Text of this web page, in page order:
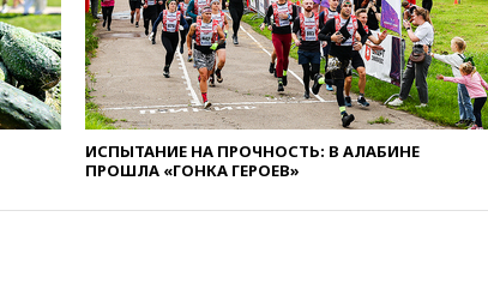
14:09Глава Тувы включил
сенатора Нарусову в список
кандидатов в Совфед
13:57Wildberries запустит
программу по открытию
партнерских хабов
13:53Сенаторы Аргентины
законопроект о частной
ИСПЫТАНИЕ НА ПРОЧНОСТЬ: В АЛАБИНЕ
ПРОШЛА «ГОНКА ГЕРОЕВ»